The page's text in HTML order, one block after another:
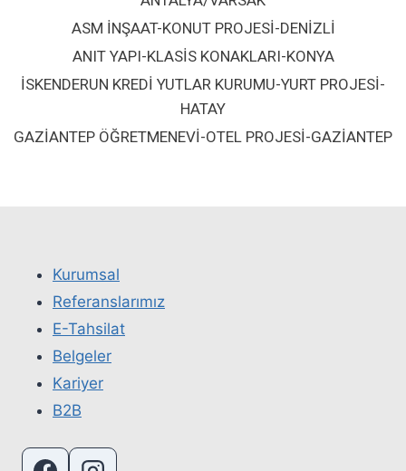
ASM İNŞAAT-KONUT PROJESİ-DENİZLİ
ANIT YAPI-KLASİS KONAKLARI-KONYA
İSKENDERUN KREDİ YUTLAR KURUMU-YURT PROJESİ-
HATAY
GAZİANTEP ÖĞRETMENEVİ-OTEL PROJESİ-GAZİANTEP
Kurumsal
Referanslarımız
E-Tahsilat
Belgeler
Kariyer
B2B